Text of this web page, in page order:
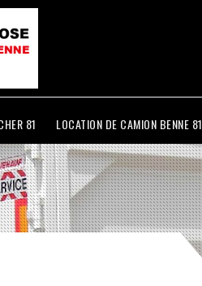
81 LOCATION DE CAMION BENNE 81